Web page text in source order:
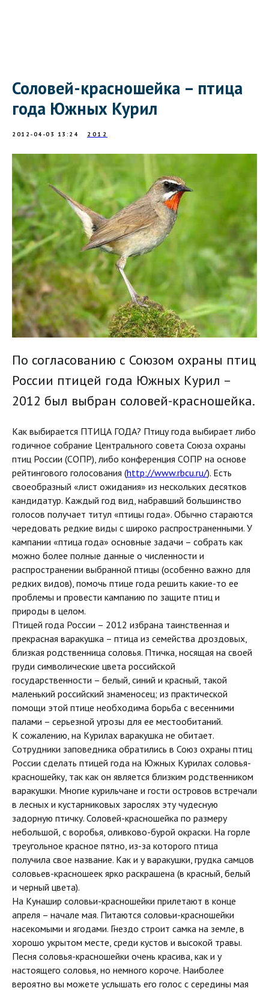
Соловей-красношейка – птица
года Южных Курил
2012-04-03 13:24 2012
По согласованию с Союзом охраны птиц
России птицей года Южных Курил –
2012 был выбран соловей-красношейка.
Как выбирается ПТИЦА ГОДА? Птицу года выбирает либо
годичное собрание Центрального совета Союза охраны
птиц России (СОПР), либо конференция СОПР на основе
рейтингового голосования (http://www.rbcu.ru/). Есть
своеобразный «лист ожидания» из нескольких десятков
кандидатур. Каждый год вид, набравший большинство
голосов получает титул «птицы года». Обычно стараются
чередовать редкие виды с широко распространенными. У
кампании «птица года» основные задачи – собрать как
можно более полные данные о численности и
распространении выбранной птицы (особенно важно для
редких видов), помочь птице года решить какие-то ее
проблемы и провести кампанию по защите птиц и
природы в целом.
Птицей года России – 2012 избрана таинственная и
прекрасная варакушка – птица из семейства дроздовых,
близкая родственница соловья. Птичка, носящая на своей
груди символические цвета российской
государственности – белый, синий и красный, такой
маленький российский знаменосец; из практической
помощи этой птице необходима борьба с весенними
палами – серьезной угрозы для ее местообитаний.
К сожалению, на Курилах варакушка не обитает.
Сотрудники заповедника обратились в Союз охраны птиц
России сделать птицей года на Южных Курилах соловья-
красношейку, так как он является близким родственником
варакушки. Многие курильчане и гости островов встречали
в лесных и кустарниковых зарослях эту чудесную
задорную птичку. Соловей-красношейка по размеру
небольшой, с воробья, оливково-бурой окраски. На горле
треугольное красное пятно, из-за которого птица
получила свое название. Как и у варакушки, грудка самцов
соловьев-красношеек ярко раскрашена (в красный, белый
и черный цвета).
На Кунашир соловьи-красношейки прилетают в конце
апреля – начале мая. Питаются соловьи-красношейки
насекомыми и ягодами. Гнездо строит самка на земле, в
хорошо укрытом месте, среди кустов и высокой травы.
Песня соловья-красношейки очень красива, как и у
настоящего соловья, но немного короче. Наиболее
вероятно вы можете услышать его голос с середины мая